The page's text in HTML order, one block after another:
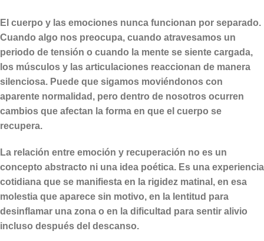
El cuerpo y las emociones nunca funcionan por separado.
Cuando algo nos preocupa, cuando atravesamos un
periodo de tensión o cuando la mente se siente cargada,
los músculos y las articulaciones reaccionan de manera
silenciosa. Puede que sigamos moviéndonos con
aparente normalidad, pero dentro de nosotros ocurren
cambios que afectan la forma en que el cuerpo se
recupera.
La relación entre emoción y recuperación no es un
concepto abstracto ni una idea poética. Es una experiencia
cotidiana que se manifiesta en la rigidez matinal, en esa
molestia que aparece sin motivo, en la lentitud para
desinflamar una zona o en la dificultad para sentir alivio
incluso después del descanso.